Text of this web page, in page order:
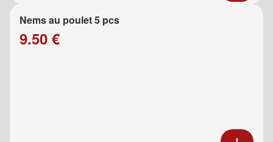
Nems au poulet 5 pcs
9.50 €